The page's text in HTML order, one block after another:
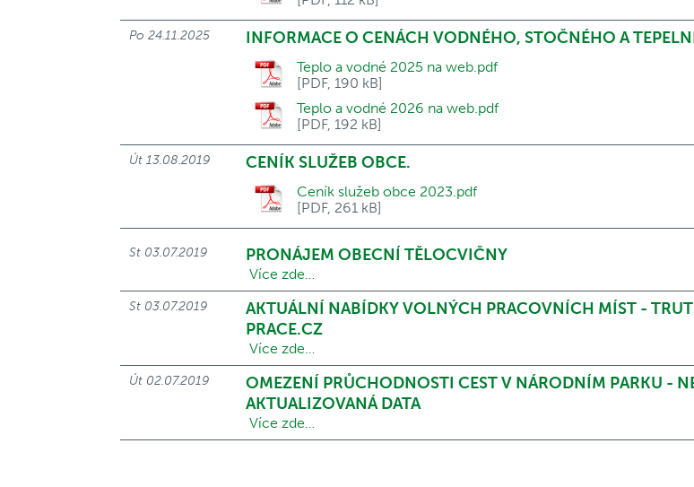
Po 24.11.2025 INFORMACE O CENÁCH VODNÉHO, STOČNÉHO A
Teplo a vodné 2025 na web.pdf
[PDF, 190 kB]
Teplo a vodné 2026 na web.pdf
[PDF, 192 kB]
Út 13.08.2019 CENÍK SLUŽEB OBCE.
Ceník služeb obce 2023.pdf
[PDF, 261 kB]
St 03.07.2019 PRONÁJEM OBECNÍ TĚLOCVIČNY
Více zde…
St 03.07.2019
AKTUÁLNÍ NABÍDKY VOLNÝCH PRACOVNÍCH MÍST -
PRACE.CZ
Více zde…
Út 02.07.2019
OMEZENÍ PRŮCHODNOSTI CEST V NÁRODNÍM PARKU -
AKTUALIZOVANÁ DATA
Více zde…